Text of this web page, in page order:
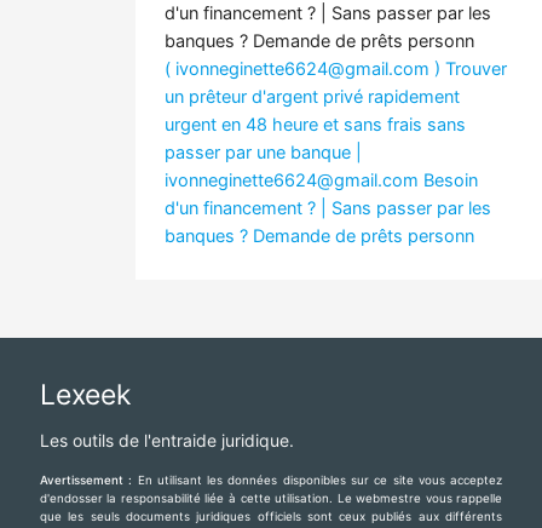
d'un financement ? | Sans passer par les
banques ? Demande de prêts personn
( ivonneginette6624@gmail.com ) Trouver
un prêteur d'argent privé rapidement
urgent en 48 heure et sans frais sans
passer par une banque |
ivonneginette6624@gmail.com Besoin
d'un financement ? | Sans passer par les
banques ? Demande de prêts personn
Lexeek
Les outils de l'entraide juridique.
Avertissement : En utilisant les données disponibles sur ce site vous acceptez
d'endosser la responsabilité liée à cette utilisation. Le webmestre vous rappelle
que les seuls documents juridiques officiels sont ceux publiés aux différents